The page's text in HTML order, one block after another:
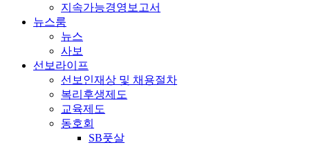
지속가능경영보고서
뉴스룸
뉴스
사보
선보라이프
선보인재상 및 채용절차
복리후생제도
교육제도
동호회
SB풋살